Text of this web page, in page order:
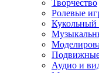
Творчество
Ролевые
Кукольный
Аудио и